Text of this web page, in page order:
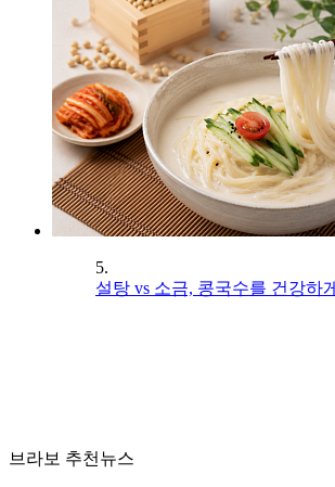
5.
설탕 vs 소금, 콩국수를 건강하
브라보 추천뉴스